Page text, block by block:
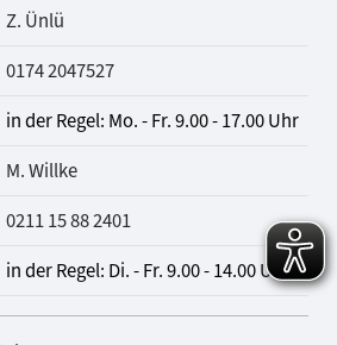
Z. Ünlü
0174 2047527
in der Regel: Mo. - Fr. 9.00 - 17.00 Uhr
M. Willke
0211 15 88 2401
in der Regel: Di. - Fr. 9.00 - 14.00 Uhr